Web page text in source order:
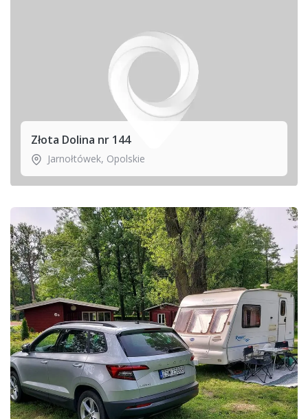
Złota Dolina nr 144
Jarnołtówek, Opolskie